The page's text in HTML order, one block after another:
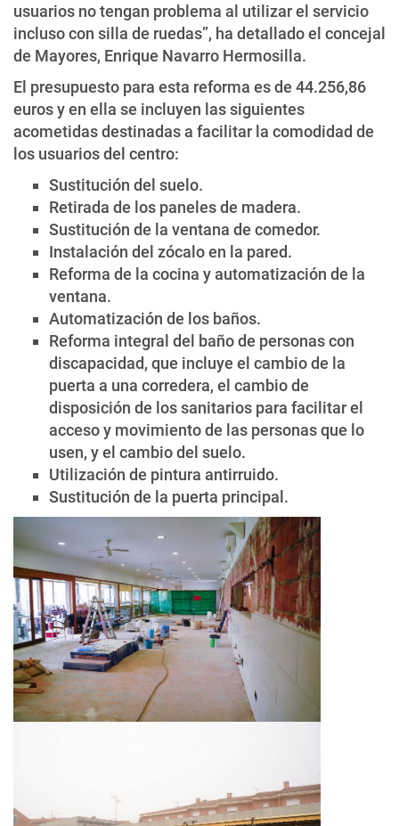
usuarios no tengan problema al utilizar el servicio
incluso con silla de ruedas”, ha detallado el concejal
de Mayores, Enrique Navarro Hermosilla.
El presupuesto para esta reforma es de 44.256,86
euros y en ella se incluyen las siguientes
acometidas destinadas a facilitar la comodidad de
los usuarios del centro:
Sustitución del suelo.
Retirada de los paneles de madera.
Sustitución de la ventana de comedor.
Instalación del zócalo en la pared.
Reforma de la cocina y automatización de la
ventana.
Automatización de los baños.
Reforma integral del baño de personas con
discapacidad, que incluye el cambio de la
puerta a una corredera, el cambio de
disposición de los sanitarios para facilitar el
acceso y movimiento de las personas que lo
usen, y el cambio del suelo.
Utilización de pintura antirruido.
Sustitución de la puerta principal.